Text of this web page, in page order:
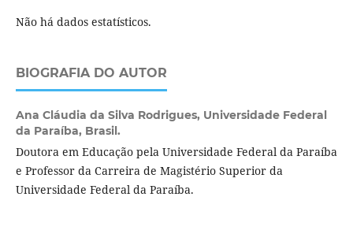
Não há dados estatísticos.
BIOGRAFIA DO AUTOR
Ana Cláudia da Silva Rodrigues, Universidade Federal
da Paraíba, Brasil.
Doutora em Educação pela Universidade Federal da Paraíba
e Professor da Carreira de Magistério Superior da
Universidade Federal da Paraíba.